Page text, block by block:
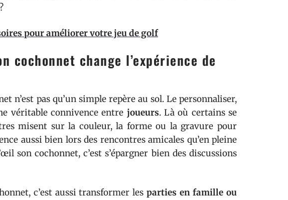
pour améliorer votre jeu de golf
cochonnet change l’expérience de
n’est pas qu’un simple repère au sol. Le personnaliser,
véritable connivence entre joueurs. Là où certains se
misent sur la couleur, la forme ou la gravure pour
aussi bien lors des rencontres amicales qu’en pleine
son cochonnet, c’est s’épargner bien des discussions
c’est aussi transformer les parties en famille ou